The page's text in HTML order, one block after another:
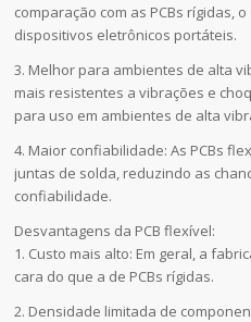
comparação com as PCBs rígidas,
dispositivos eletrônicos portáteis.
3. Melhor para ambientes de alta
mais resistentes a vibrações e
para uso em ambientes de alta
4. Maior confiabilidade: As PCBs
juntas de solda, reduzindo as
confiabilidade.
Desvantagens da PCB flexível:
1. Custo mais alto: Em geral, a
cara do que a de PCBs rígidas.
2. Densidade limitada de